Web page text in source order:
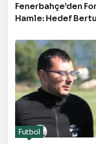
Fenerbahçe’den
Hamle: Hedef
Futbol